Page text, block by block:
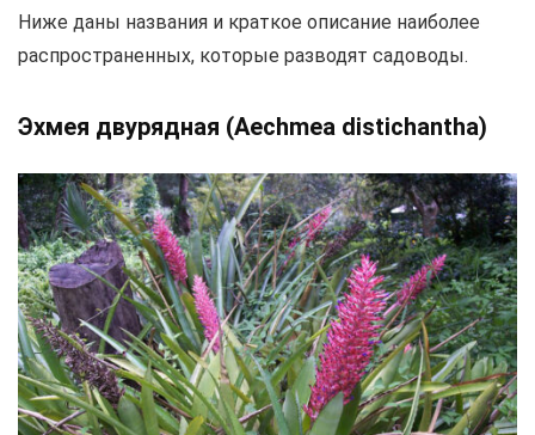
Ниже даны названия и краткое описание наиболее
распространенных, которые разводят садоводы.
Эхмея двурядная (Aechmea distichantha)